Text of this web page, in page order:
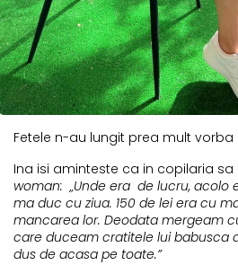
Fetele n-au lungit prea mult
Ina isi aminteste ca in copilaria sa
woman: „Unde era de lucru, acolo
ma duc cu ziua. 150 de lei era cu
mancarea lor. Deodata mergeam
care duceam cratitele lui babusca
dus de acasa pe toate.”